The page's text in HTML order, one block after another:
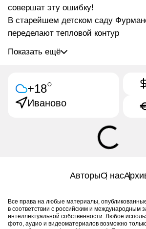
совершат эту ошибку!
В старейшем детском саду
переделают тепловой контур
Показать ещё
+18○
Иваново
АвторыО нас
Все права на любые материалы,
в соответствии с российским и международным
интеллектуальной собственности. Любое
фото, аудио и видеоматериалов возможно